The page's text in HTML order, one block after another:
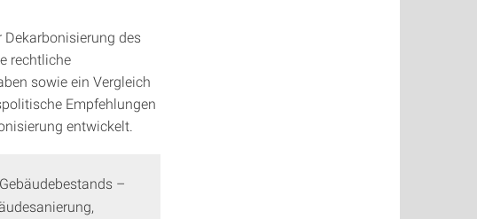
des
rechtliche
sowie ein Vergleich
Empfehlungen
entwickelt.
–